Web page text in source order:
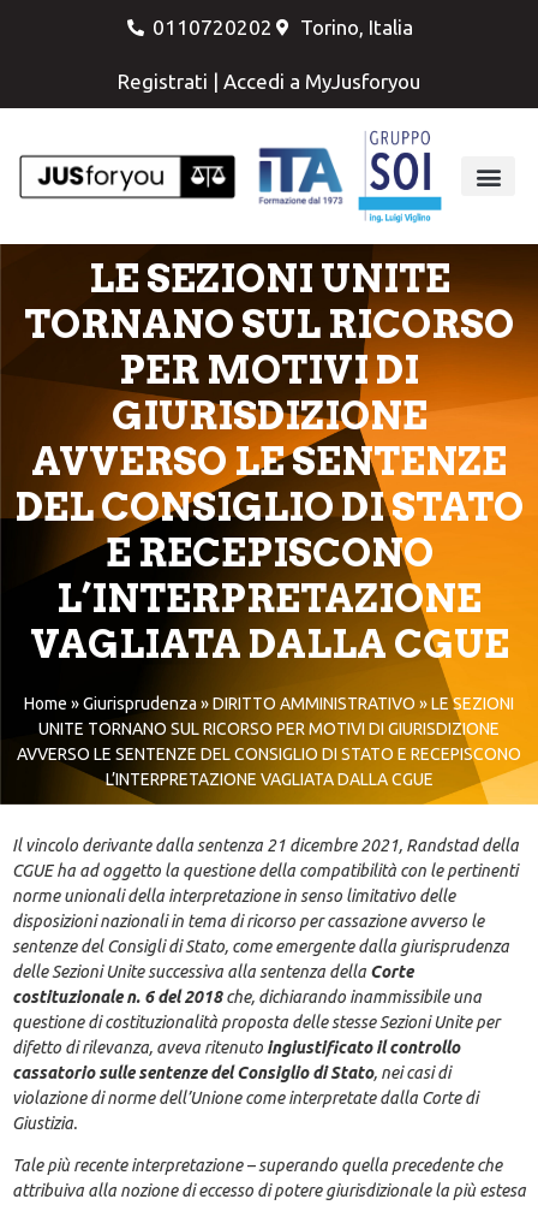
0110720202 Torino, Italia
Registrati | Accedi a MyJusforyou
LE SEZIONI UNITE
TORNANO SUL RICORSO
PER MOTIVI DI
GIURISDIZIONE
AVVERSO LE SENTENZE
DEL CONSIGLIO DI STATO
E RECEPISCONO
L’INTERPRETAZIONE
VAGLIATA DALLA CGUE
Home »Giurisprudenza»DIRITTO AMMINISTRATIVO »LE SEZIONI
UNITE TORNANO SUL RICORSO PER MOTIVI DI GIURISDIZIONE
AVVERSO LE SENTENZE DEL CONSIGLIO DI STATO E RECEPISCONO
L’INTERPRETAZIONE VAGLIATA DALLA CGUE
Il vincolo derivante dalla sentenza 21 dicembre 2021, Randstad della
CGUE ha ad oggetto la questione della compatibilità con le pertinenti
norme unionali della interpretazione in senso limitativo delle
disposizioni nazionali in tema di ricorso per cassazione avverso le
sentenze del Consigli di Stato, come emergente dalla giurisprudenza
delle Sezioni Unite successiva alla sentenza della Corte
costituzionale n. 6 del 2018che, dichiarando inammissibile una
questione di costituzionalità proposta delle stesse Sezioni Unite per
difetto di rilevanza, aveva ritenuto ingiustificato il controllo
cassatorio sulle sentenze del Consiglio di Stato, nei casi di
violazione di norme dell’Unione come interpretate dalla Corte di
Giustizia.
Tale più recente interpretazione – superando quella precedente che
attribuiva alla nozione di eccesso di potere giurisdizionale la più estesa